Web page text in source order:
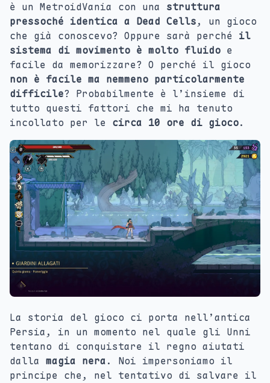
è un MetroidVania con una struttura
pressoché identica a Dead Cells, un gioco
che già conoscevo? Oppure sarà perché il
sistema di movimento è molto fluido e
facile da memorizzare? O perché il gioco
non è facile ma nemmeno particolarmente
difficile? Probabilmente è l’insieme di
tutto questi fattori che mi ha tenuto
incollato per le circa 10 ore di gioco.
La storia del gioco ci porta nell’antica
Persia, in un momento nel quale gli Unni
tentano di conquistare il regno aiutati
dalla magia nera. Noi impersoniamo il
principe che, nel tentativo di salvare il